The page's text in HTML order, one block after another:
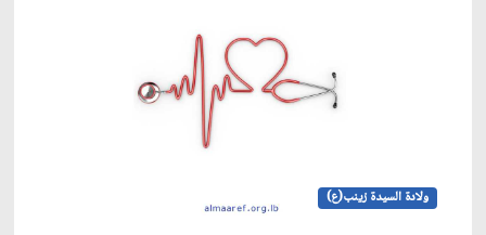
ولادة السيدة زينب(ع)